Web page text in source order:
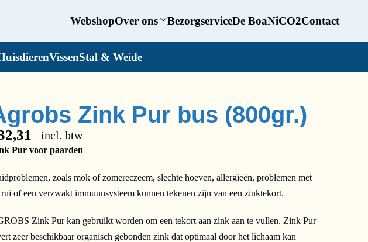
WebshopOver ons BezorgserviceDe BoaNiCO2Contact
VissenStal & Weide
Zink Pur bus (800gr.)
incl. btw
Pur voor paarden
zoals mok of zomereczeem, slechte hoeven, allergieën, problemen met
of een verzwakt immuunsysteem kunnen tekenen zijn van een zinktekort.
Zink Pur kan gebruikt worden om een tekort aan zink aan te vullen. Zink Pur
zeer beschikbaar organisch gebonden zink dat optimaal door het lichaam kan